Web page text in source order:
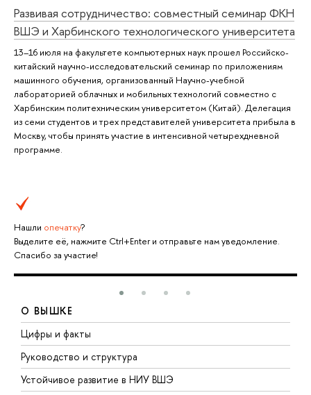
Развивая сотрудничество: совместный семинар ФКН
ВШЭ и Харбинского технологического университета
13–16 июля на факультете компьютерных наук прошел Российско-
китайский научно-исследовательский семинар по приложениям
машинного обучения, организованный Научно-учебной
лабораторией облачных и мобильных технологий совместно с
Харбинским политехническим университетом (Китай). Делегация
из семи студентов и трех представителей университета прибыла в
Москву, чтобы принять участие в интенсивной четырехдневной
программе.
Нашли опечатку?
Выделите её, нажмите Ctrl+Enter и отправьте нам уведомление.
Спасибо за участие!
О ВЫШКЕ
Цифры и факты
Руководство и структура
Устойчивое развитие в НИУ ВШЭ